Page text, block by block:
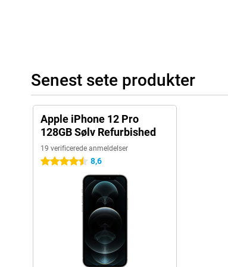
Senest sete produkter
Apple iPhone 12 Pro
128GB Sølv Refurbished
19 verificerede anmeldelser
4.5 stjerner 8,6